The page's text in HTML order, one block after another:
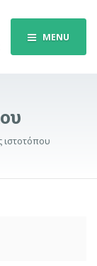
MENU
ιστοτόπου